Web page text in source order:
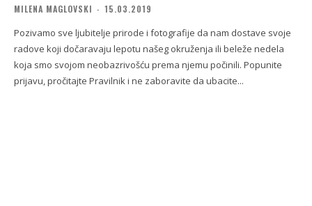
MILENA MAGLOVSKI - 15.03.2019
Pozivamo sve ljubitelje prirode i fotografije da nam dostave svoje
radove koji dočaravaju lepotu našeg okruženja ili beleže nedela
koja smo svojom neobazrivošću prema njemu počinili. Popunite
prijavu, pročitajte Pravilnik i ne zaboravite da ubacite...